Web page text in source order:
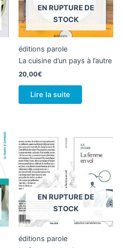
EN RUPTURE DE
STOCK
éditions parole
La cuisine d’un pays à l’autre
20,00€
Lire la suite
EN RUPTURE DE
STOCK
éditions parole